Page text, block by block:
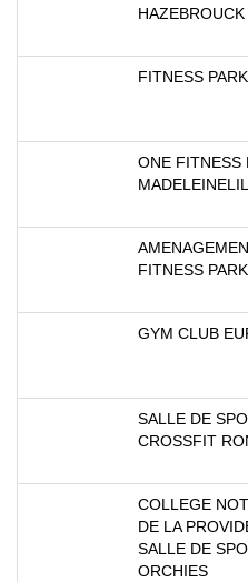
HAZEBROUCK
FITNESS PARK
ONE FITNESS
FITNESS
GYM CLUB
SALLE DE
CROSSFIT
COLLEGE
DE LA
SALLE DE
ORCHIES